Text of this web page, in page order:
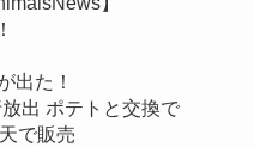
出た！
出 ポテトと交換で
で販売